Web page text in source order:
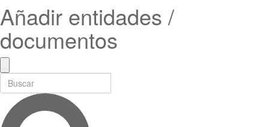
Añadir entidades /
documentos